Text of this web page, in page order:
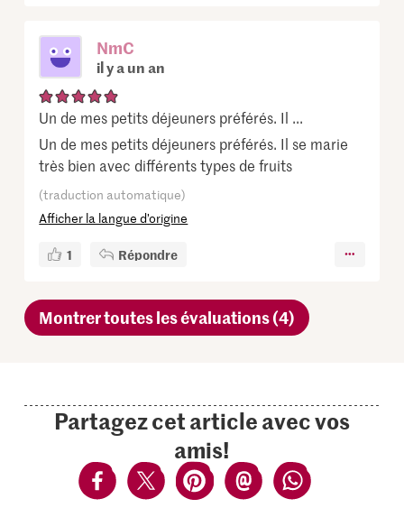
NmC
il y a un an
Un de mes petits déjeuners préférés. Il ...
Un de mes petits déjeuners préférés. Il se marie
très bien avec différents types de fruits
(traduction automatique)
Afficher la langue d’origine
1 Répondre
Montrer toutes les évaluations (4)
Partagez cet article avec vos
amis!